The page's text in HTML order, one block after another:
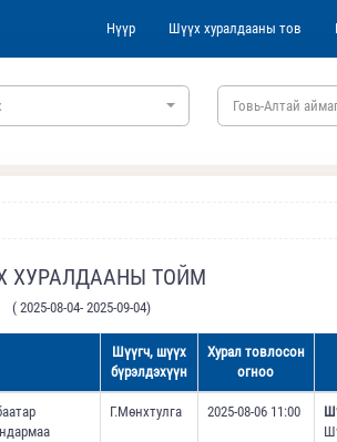
Нүүр Шүүх хуралдааны тов
Говь-Алтай
ХУРАЛДААНЫ ТОЙМ
( 2025-08-04- 2025-09-04)
Шүүгч, шүүх
бүрэлдэхүүн
Хурал товлосон
огноо
Г.Мөнхтулга 2025-08-06 11:00